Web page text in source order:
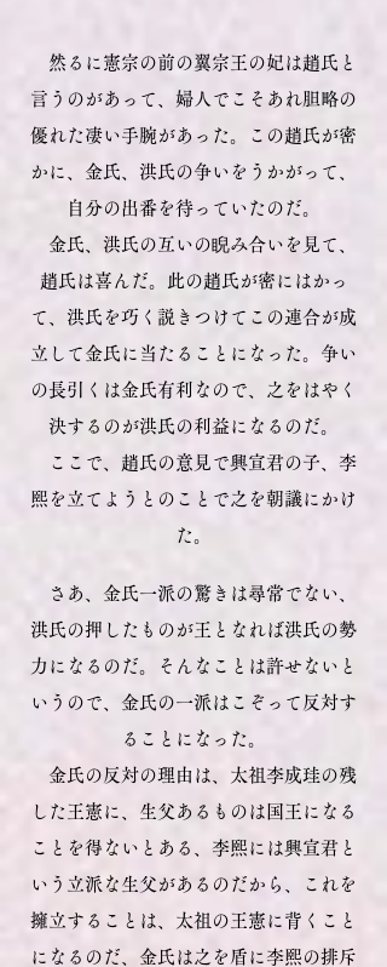
然るに憲宗の前の翼宗王の妃は趙氏と
言うのがあって、婦人でこそあれ胆略の
優れた凄い手腕があった。この趙氏が密
かに、金氏、洪氏の争いをうかがって、
自分の出番を待っていたのだ。
金氏、洪氏の互いの睨み合いを見て、
趙氏は喜んだ。此の趙氏が密にはかっ
て、洪氏を巧く説きつけてこの連合が成
立して金氏に当たることになった。争い
の長引くは金氏有利なので、之をはやく
決するのが洪氏の利益になるのだ。
こ こで、趙氏の意見で興宣君の子、李
熙を立てようとのことで之を朝議にかけ
た。
さあ、金氏一派の驚きは尋常でない、
洪氏の押したものが王となれば洪氏の勢
力になるのだ。そんなことは許せないと
いうので、金氏の一派はこぞって反対す
ることになった。
金氏の反対の理由は、太祖李成珪の残
した王憲に、生父あるものは国王になる
ことを得ないとある、李熙には興宣君と
いう立派な生父があるのだから、これを
擁立することは、太祖の王憲に背くこと
になるのだ、金氏は之を盾に李熙の排斥